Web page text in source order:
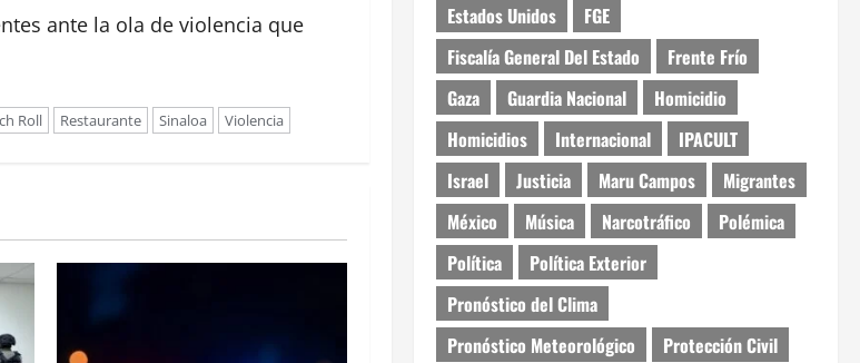
ante la ola de violencia que
Roll Restaurante Sinaloa Violencia
Estados Unidos
FGE
Fiscalía General Del Estado
Frente Frío
Gaza
Guardia Nacional
Homicidio
Homicidios
Internacional
IPACULT
Israel
Justicia Maru Campos
Migrantes
México
Música Narcotráfico
Polémica
Política
Política Exterior
Pronóstico del Clima
Pronóstico Meteorológico
Protección Civil